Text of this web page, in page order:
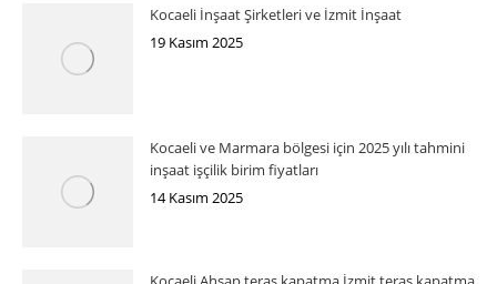
Kocaeli İnşaat Şirketleri ve İzmit İnşaat
19 Kasım 2025
Kocaeli ve Marmara bölgesi için 2025 yılı tahmini
inşaat işçilik birim fiyatları
14 Kasım 2025